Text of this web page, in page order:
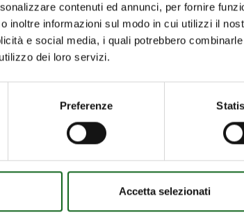
contenuti ed annunci, per fornire
inoltre informazioni sul modo in cui utilizzi il
e social media, i quali potrebbero
dei loro servizi.
Preferenze
Accetta selezionati
Prozess:
- Passiver
das Überschreiten des